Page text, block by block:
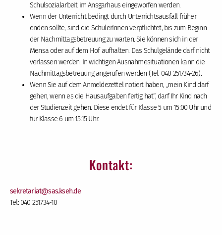
Schulsozialarbeit im Ansgarhaus eingeworfen werden.
Wenn der Unterricht bedingt durch Unterrichtsausfall früher
enden sollte, sind die SchülerInnen verpflichtet, bis zum Beginn
der Nachmittagsbetreuung zu warten. Sie können sich in der
Mensa oder auf dem Hof aufhalten. Das Schulgelände darf nicht
verlassen werden. In wichtigen Ausnahmesituationen kann die
Nachmittagsbetreuung angerufen werden (Tel. 040 251734-26).
Wenn Sie auf dem Anmeldezettel notiert haben, „mein Kind darf
gehen, wenn es die Hausaufgaben fertig hat“, darf Ihr Kind nach
der Studienzeit gehen. Diese endet für Klasse 5 um 15:00 Uhr und
für Klasse 6 um 15:15 Uhr.
Kontakt:
sekretariat@sas.kseh.de
Tel: 040 251734-10